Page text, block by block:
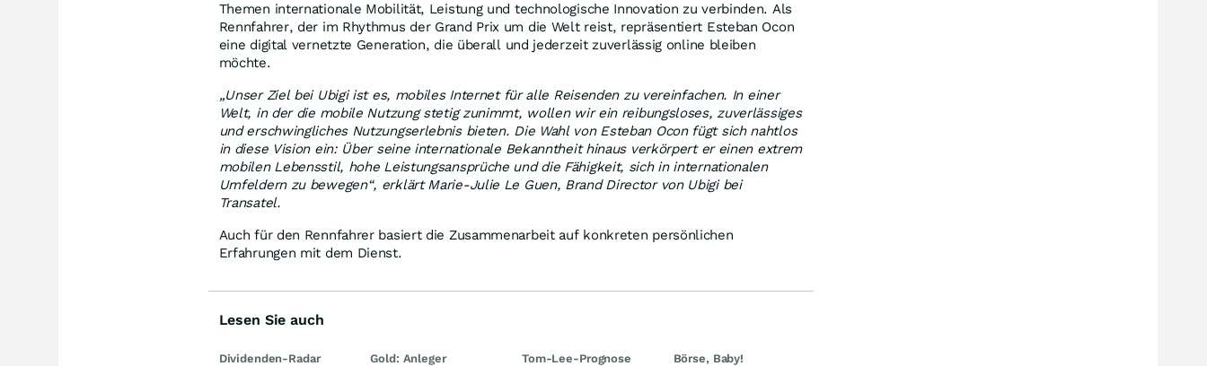
Themen internationale Mobilität, Leistung und technologische Innovation zu verbinden. Als
Rennfahrer, der im Rhythmus der Grand Prix um die Welt reist, repräsentiert Esteban Ocon
eine digital vernetzte Generation, die überall und jederzeit zuverlässig online bleiben
möchte.
„Unser Ziel bei Ubigi ist es, mobiles Internet für alle Reisenden zu vereinfachen. In einer
Welt, in der die mobile Nutzung stetig zunimmt, wollen wir ein reibungsloses, zuverlässiges
und erschwingliches Nutzungserlebnis bieten. Die Wahl von Esteban Ocon fügt sich nahtlos
in diese Vision ein: Über seine internationale Bekanntheit hinaus verkörpert er einen extrem
mobilen Lebensstil, hohe Leistungsansprüche und die Fähigkeit, sich in internationalen
Umfeldern zu bewegen“, erklärt Marie-Julie Le Guen, Brand Director von Ubigi bei
Transatel.
Auch für den Rennfahrer basiert die Zusammenarbeit auf konkreten persönlichen
Erfahrungen mit dem Dienst.
Lesen Sie auch
Dividenden-Radar
Gold: Anleger
Tom-Lee-Prognose Börse, Baby!